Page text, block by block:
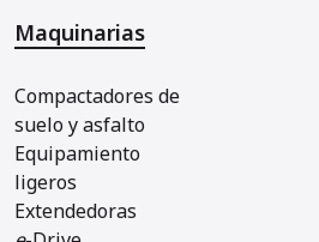
Maquinarias
Compactadores de
suelo y asfalto
Equipamiento
ligeros
Extendedoras